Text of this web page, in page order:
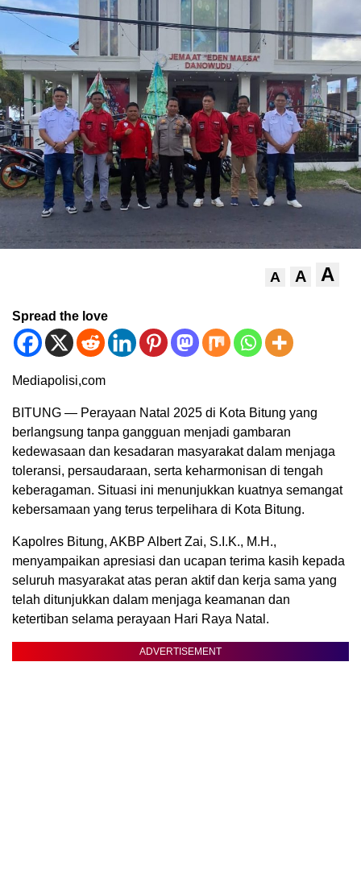
A A A
Spread the love
Mediapolisi,com
BITUNG — Perayaan Natal 2025 di Kota Bitung yang
berlangsung tanpa gangguan menjadi gambaran
kedewasaan dan kesadaran masyarakat dalam menjaga
toleransi, persaudaraan, serta keharmonisan di tengah
keberagaman. Situasi ini menunjukkan kuatnya semangat
kebersamaan yang terus terpelihara di Kota Bitung.
Kapolres Bitung, AKBP Albert Zai, S.I.K., M.H.,
menyampaikan apresiasi dan ucapan terima kasih kepada
seluruh masyarakat atas peran aktif dan kerja sama yang
telah ditunjukkan dalam menjaga keamanan dan
ketertiban selama perayaan Hari Raya Natal.
ADVERTISEMENT